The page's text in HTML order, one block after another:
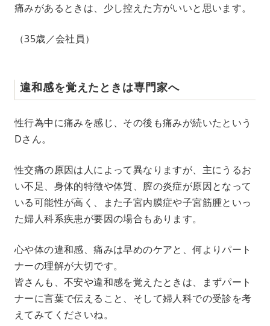
痛みがあるときは、少し控えた方がいいと思います。
（35歳／会社員）
違和感を覚えたときは専門家へ
性行為中に痛みを感じ、その後も痛みが続いたという
Dさん。
性交痛の原因は人によって異なりますが、主にうるお
い不足、身体的特徴や体質、膣の炎症が原因となって
いる可能性が高く、また子宮内膜症や子宮筋腫といっ
た婦人科系疾患が要因の場合もあります。
心や体の違和感、痛みは早めのケアと、何よりパート
ナーの理解が大切です。
皆さんも、不安や違和感を覚えたときは、まずパート
ナーに言葉で伝えること、そして婦人科での受診を考
えてみてくださいね。